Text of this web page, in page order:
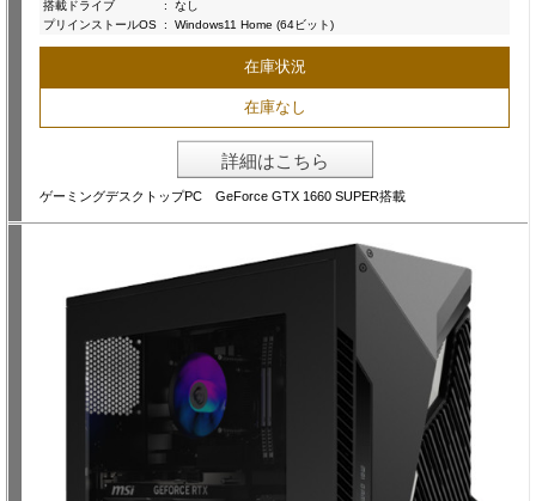
搭載ドライブ
:
なし
プリインストールOS : Windows11 Home (64ビット)
在庫状況
在庫なし
詳細はこちら
ゲーミングデスクトップPC GeForce GTX 1660 SUPER搭載